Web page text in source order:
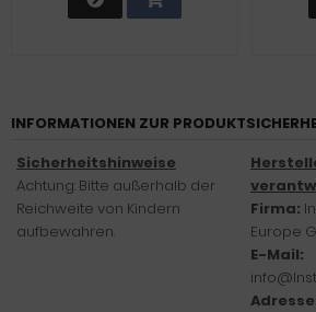
INFORMATIONEN ZUR
Sicherheitshinweise
Achtung: Bitte außerhalb der
Reichweite von Kindern
aufbewahren.
Firma:
Europe
E-Mail: